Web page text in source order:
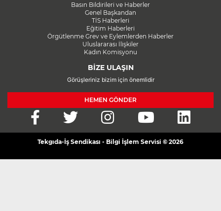
Basın Bildirileri ve Haberler
Genel Başkandan
TİS Haberleri
Eğitim Haberleri
Örgütlenme Grev ve Eylemlerden Haberler
Uluslararası İlişkiler
Kadın Komisyonu
BİZE ULAŞIN
Görüşleriniz bizim için önemlidir
HEMEN GÖNDER
Tekgıda-İş Sendikası - Bilgi İşlem Servisi © 2026